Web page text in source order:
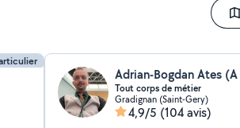
Tout corps de métier
Gradignan (Saint-Gery)
4,9/5 (104 avis)